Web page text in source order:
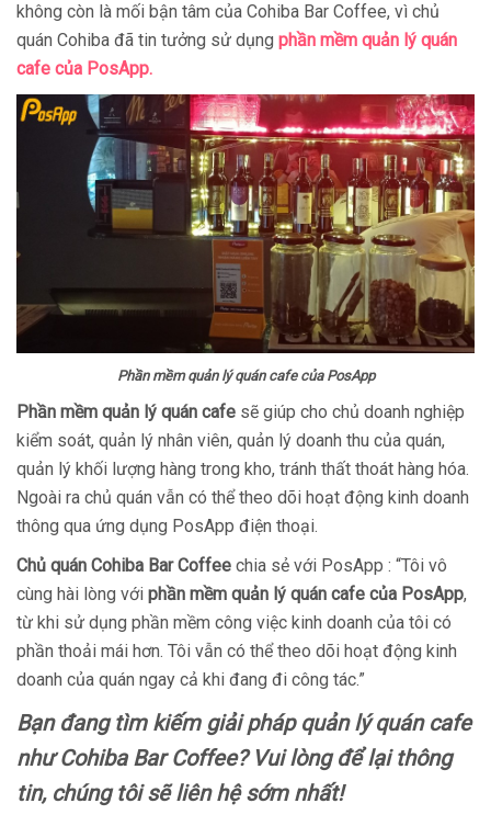
không còn là mối bận tâm của Cohiba Bar Coffee, vì chủ
quán Cohiba đã tin tưởng sử dụng phần mềm quản lý quán
cafe của PosApp.
Phần mềm quản lý quán cafe của PosApp
Phần mềm quản lý quán cafe sẽ giúp cho chủ doanh nghiệp
kiểm soát, quản lý nhân viên, quản lý doanh thu của quán,
quản lý khối lượng hàng trong kho, tránh thất thoát hàng hóa.
Ngoài ra chủ quán vẫn có thể theo dõi hoạt động kinh doanh
thông qua ứng dụng PosApp điện thoại.
Chủ quán Cohiba Bar Coffee chia sẻ với PosApp : “Tôi vô
cùng hài lòng với phần mềm quản lý quán cafe của PosApp,
từ khi sử dụng phần mềm công việc kinh doanh của tôi có
phần thoải mái hơn. Tôi vẫn có thể theo dõi hoạt động kinh
doanh của quán ngay cả khi đang đi công tác.”
Bạn đang tìm kiếm giải pháp quản lý quán cafe
như Cohiba Bar Coffee? Vui lòng để lại thông
tin, chúng tôi sẽ liên hệ sớm nhất!